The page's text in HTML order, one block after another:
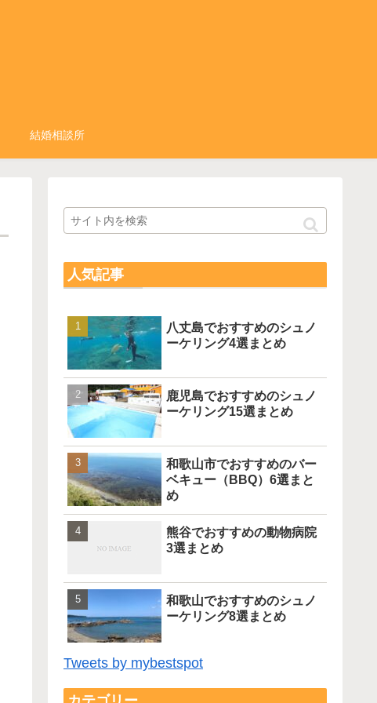
結婚相談所
人気記事
八丈島でおすすめのシュノ
ーケリング4選まとめ
鹿児島でおすすめのシュノ
ーケリング15選まとめ
和歌山市でおすすめのバー
ベキュー（BBQ）6選まと
め
熊谷でおすすめの動物病院
3選まとめ
和歌山でおすすめのシュノ
ーケリング8選まとめ
Tweets by mybestspot